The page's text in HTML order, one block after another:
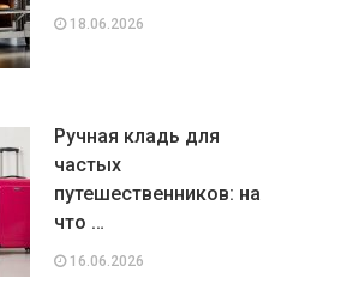
18.06.2026
Ручная кладь для
частых
путешественников: на
что …
16.06.2026